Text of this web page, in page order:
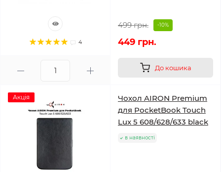
4
499 грн. -10%
449 грн.
До кошика
Акція
Чохол AIRON Premium
для PocketBook Touch
Lux 5 608/628/633 black
в наявності